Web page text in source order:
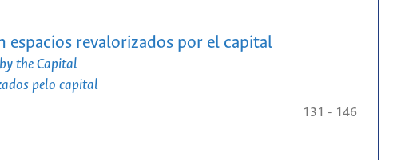
espacios revalorizados por el capital
the Capital
pelo capital
131 - 146